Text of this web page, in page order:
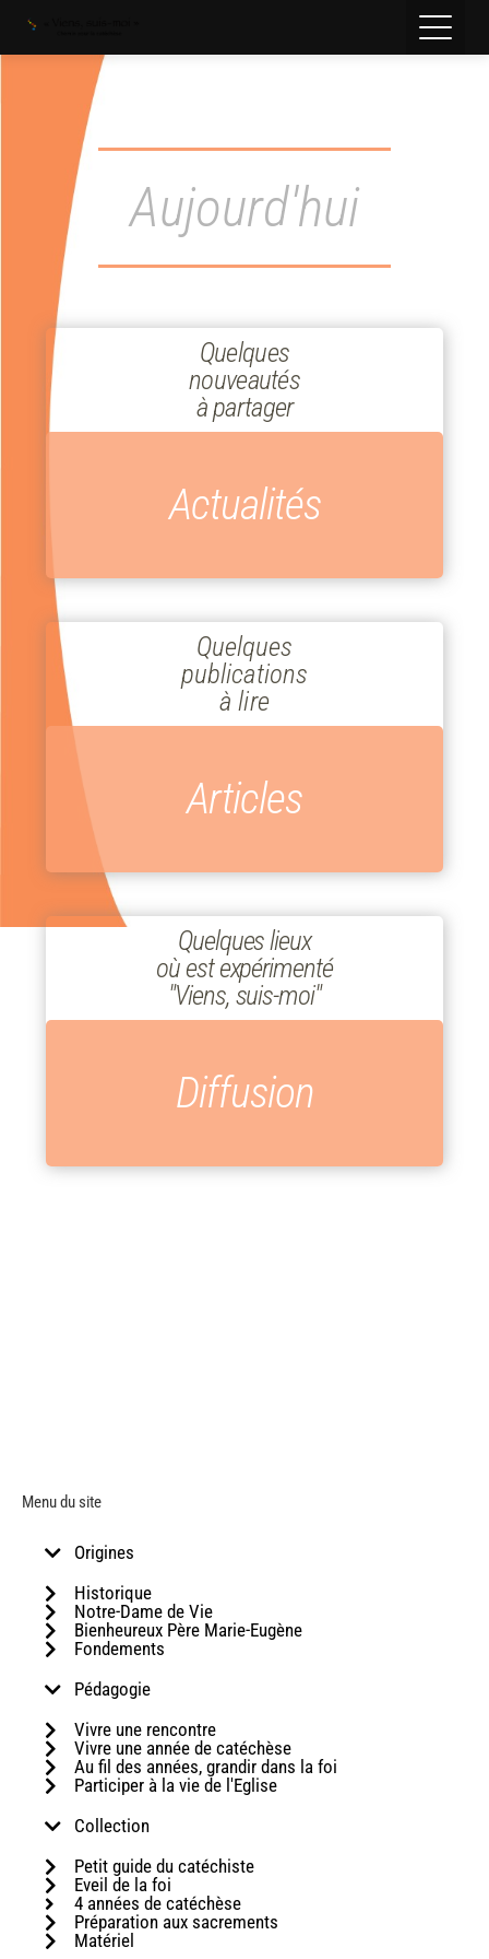
Aujourd'hui
Quelques
nouveautés
à partager
Actualités
Quelques
publications
à lire
Articles
Quelques lieux
où est expérimenté
"Viens, suis-moi"
Diffusion
Menu du site
Origines
Historique
Notre-Dame de Vie
Bienheureux Père Marie-Eugène
Fondements
Pédagogie
Vivre une rencontre
Vivre une année de catéchèse
Au fil des années, grandir dans la foi
Participer à la vie de l'Eglise
Collection
Petit guide du catéchiste
Eveil de la foi
4 années de catéchèse
Préparation aux sacrements
Matériel